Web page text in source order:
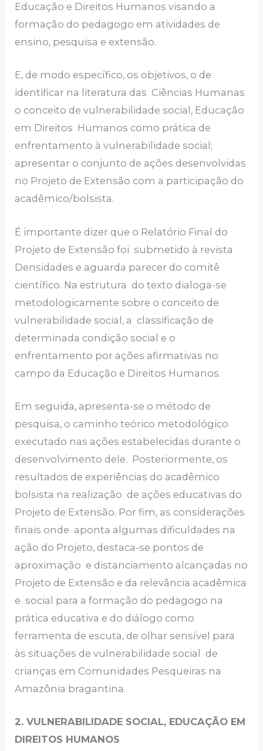
Educação e Direitos Humanos visando a
formação do pedagogo em atividades de
ensino, pesquisa e extensão.
E, de modo específico, os objetivos, o de
identificar na literatura das Ciências Humanas
o conceito de vulnerabilidade social, Educação
em Direitos Humanos como prática de
enfrentamento à vulnerabilidade social;
apresentar o conjunto de ações desenvolvidas
no Projeto de Extensão com a participação do
acadêmico/bolsista.
É importante dizer que o Relatório Final do
Projeto de Extensão foi submetido à revista
Densidades e aguarda parecer do comitê
científico. Na estrutura do texto dialoga-se
metodologicamente sobre o conceito de
vulnerabilidade social, a classificação de
determinada condição social e o
enfrentamento por ações afirmativas no
campo da Educação e Direitos Humanos.
Em seguida, apresenta-se o método de
pesquisa, o caminho teórico metodológico
executado nas ações estabelecidas durante o
desenvolvimento dele. Posteriormente, os
resultados de experiências do acadêmico
bolsista na realização de ações educativas do
Projeto de Extensão. Por fim, as considerações
finais onde aponta algumas dificuldades na
ação do Projeto, destaca-se pontos de
aproximação e distanciamento alcançadas no
Projeto de Extensão e da relevância acadêmica
e social para a formação do pedagogo na
prática educativa e do diálogo como
ferramenta de escuta, de olhar sensível para
às situações de vulnerabilidade social de
crianças em Comunidades Pesqueiras na
Amazônia bragantina.
2. VULNERABILIDADE SOCIAL, EDUCAÇÃO EM
DIREITOS HUMANOS